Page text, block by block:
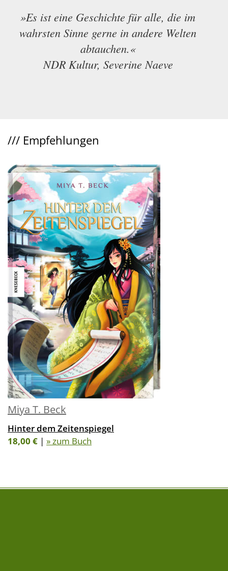
»Es ist eine Geschichte für alle, die im
wahrsten Sinne gerne in andere Welten
abtauchen.«
NDR Kultur, Severine Naeve
/// Empfehlungen
Miya T. Beck
Hinter dem Zeitenspiegel
18,00 € | » zum Buch